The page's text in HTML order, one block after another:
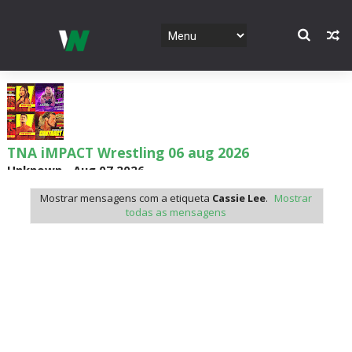
AEW Dynamite 05AUG26
Unknown Aug 06 2026
Mostrar mensagens com a etiqueta Cassie Lee. Mostrar
todas as mensagens